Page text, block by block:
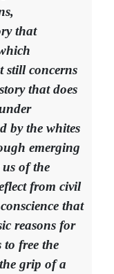
that
still concerns
that does
by the whites
emerging
of the
from civil
that
reasons for
to free the
grip of a